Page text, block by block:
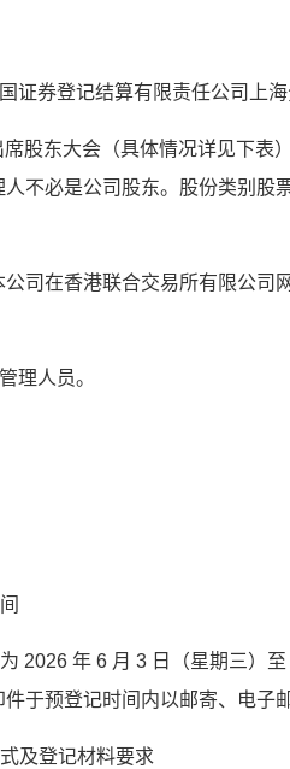
证券登记结算有限责任公司上
股东大会（具体情况详见下表
不必是公司股东。股份类别股
司在香港联合交易所有限公司
理人员。
2026 年 6 月 3 日（星期三）
于预登记时间内以邮寄、电子
及登记材料要求